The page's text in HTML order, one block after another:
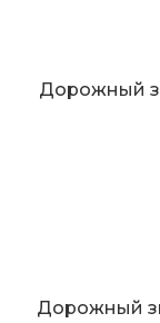
Дорожный
Дорожный